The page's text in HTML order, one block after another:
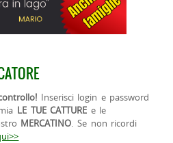
Inserisci login e password
LE TUE CATTURE e le
MERCATINO. Se non ricordi